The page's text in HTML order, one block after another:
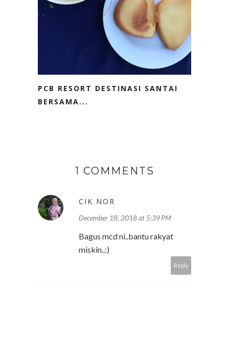
PCB RESORT DESTINASI SANTAI
BERSAMA...
1 COMMENTS
CIK NOR
December 18, 2018 at 5:39 PM
Bagus mcd ni..bantu rakyat
miskin..:)
Reply